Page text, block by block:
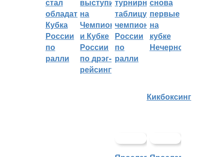
обладателем
Кубка
России
по
ралли
на
Чемпионате
и Кубке
России
по дрэг-
рейсингу
таблицу
чемпионата
России
по
ралли
первые
на
кубке
Нечерноземья
Кикбоксинг